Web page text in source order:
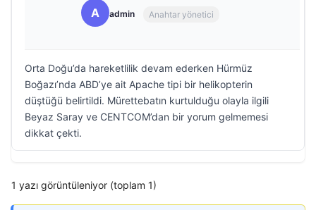
A admin Anahtar yönetici
Orta Doğu’da hareketlilik devam ederken Hürmüz
Boğazı’nda ABD’ye ait Apache tipi bir helikopterin
düştüğü belirtildi. Mürettebatın kurtulduğu olayla ilgili
Beyaz Saray ve CENTCOM’dan bir yorum gelmemesi
dikkat çekti.
1 yazı görüntüleniyor (toplam 1)